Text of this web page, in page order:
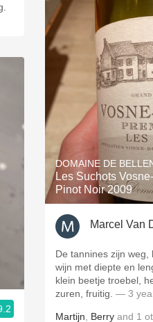
DOMAINE DE
Les Suchots
Pinot Noir 2009
Marcel Van
De tannines zijn
wijn met diepte en
klein beetje troebel,
zuren, fruitig. — 3
Martijn Berry and 1